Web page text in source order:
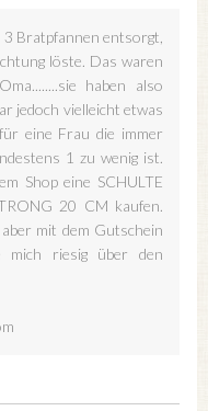
Bratpfannen entsorgt,
löste. Das waren
haben also
jedoch vielleicht etwas
eine Frau die immer
1 zu wenig ist.
Shop eine SCHULTE
20 CM kaufen.
mit dem Gutschein
mich riesig über den